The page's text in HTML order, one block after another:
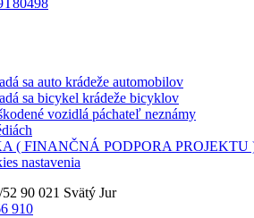
sa auto krádeže automobilov
sa bicykel krádeže bicyklov
vozidlá páchateľ neznámy
( FINANČNÁ PODPORA PROJEKTU
nastavenia
52 90 021 Svätý Jur
910